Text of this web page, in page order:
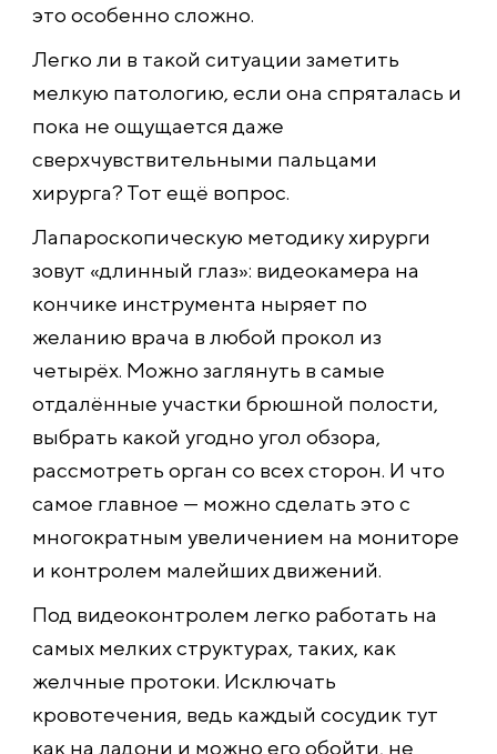
это особенно сложно.
Легко ли в такой ситуации заметить
мелкую патологию, если она спряталась и
пока не ощущается даже
сверхчувствительными пальцами
хирурга? Тот ещё вопрос.
Лапароскопическую методику хирурги
зовут «длинный глаз»: видеокамера на
кончике инструмента ныряет по
желанию врача в любой прокол из
четырёх. Можно заглянуть в самые
отдалённые участки брюшной полости,
выбрать какой угодно угол обзора,
рассмотреть орган со всех сторон. И что
самое главное — можно сделать это с
многократным увеличением на мониторе
и контролем малейших движений.
Под видеоконтролем легко работать на
самых мелких структурах, таких, как
желчные протоки. Исключать
кровотечения, ведь каждый сосудик тут
как на ладони и можно его обойти, не